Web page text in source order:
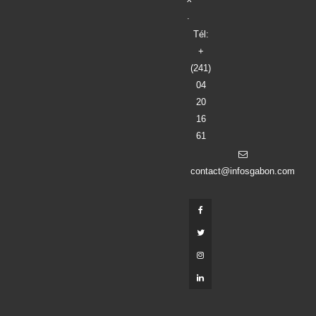
Tél:
+
(241)
04
20
16
61
contact@infosgabon.com